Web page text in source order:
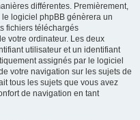
différentes. Premièrement,
logiciel phpBB génèrera un
fichiers téléchargés
votre ordinateur. Les deux
utilisateur et un identifiant
assignés par le logiciel
votre navigation sur les sujets de
tous les sujets que vous avez
de navigation en tant